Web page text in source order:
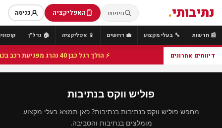
נתיבותי. חיפוש האפליקציה כניסה
📰 חדשות 🔧 בעלי מקצוע 💼 דרושים 📱 אפליקציה 🏠 נדל"ן
דיווחים אחרונים ⚡ הולך רגל כבן 40 נהרג מפגיעת רכב בכביש 25 סמוך לצומת הנשיא, מתנדבי זק"א פועלו בזירה
פוליש ווקס בנתיבות
מחפש פוליש ווקס בנתיבות בנתיבות? כאן תמצא בעלי מקצוע
מומלצים בנתיבות והסביבה.